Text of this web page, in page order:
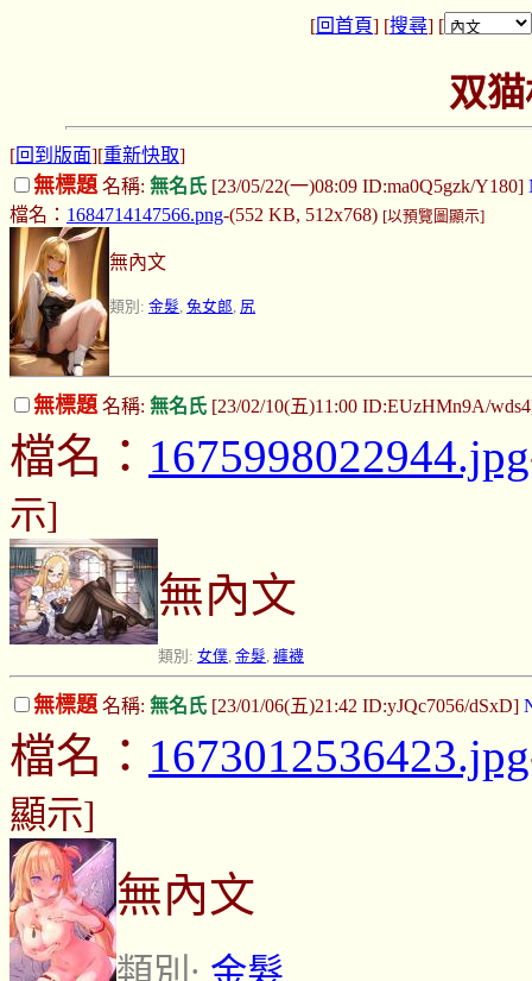
[回首頁] [搜尋] [
双
[回到版面][重新快取]
無標題 名稱: 無名氏 [23/05/22(一)08:09 ID:ma0Q5gzk/Y180]
檔名： 1684714147566.png-(552 KB, 512x768) [以預覽圖顯示]
無內文
類別: 金髮, 兔女郎, 尻
無標題 名稱: 無名氏 [23/02/10(五)11:00 ID:EUzHMn9A/
檔名： 1675998022944.jpg
示]
無內文
類別: 女僕, 金髮, 褲襪
無標題 名稱: 無名氏 [23/01/06(五)21:42 ID:yJQc7056/dSxD]
檔名： 1673012536423.jpg
顯示]
無內文